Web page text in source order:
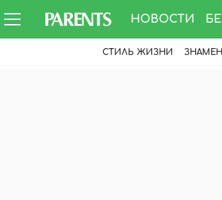
НОВОСТИ
СТИЛЬ ЖИЗНИ